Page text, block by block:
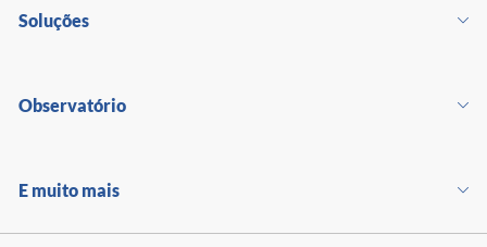
Soluções
Observatório
E muito mais